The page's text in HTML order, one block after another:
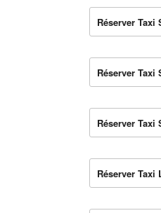
Réserver Taxi
Réserver Taxi
Réserver Taxi
Réserver Taxi